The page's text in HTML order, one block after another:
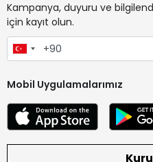
Kampanya, duyuru ve
için kayıt olun.
Mobil Uygulamalarımız